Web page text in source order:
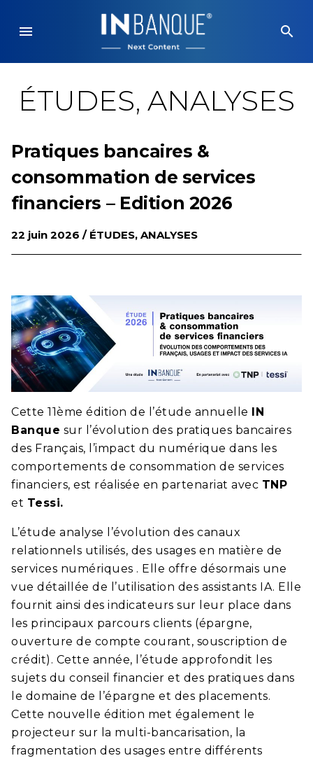
content
menu search
ÉTUDES, ANALYSES
Pratiques bancaires &
consommation de services
financiers – Edition 2026
22 juin 2026 / ÉTUDES, ANALYSES
Cette 11ème édition de l’étude annuelle IN
Banque sur l’évolution des pratiques bancaires
des Français, l’impact du numérique dans les
comportements de consommation de services
financiers, est réalisée en partenariat avec TNP
et Tessi.
L’étude analyse l’évolution des canaux
relationnels utilisés, des usages en matière de
services numériques . Elle offre désormais une
vue détaillée de l’utilisation des assistants IA. Elle
fournit ainsi des indicateurs sur leur place dans
les principaux parcours clients (épargne,
ouverture de compte courant, souscription de
crédit). Cette année, l’étude approfondit les
sujets du conseil financier et des pratiques dans
le domaine de l’épargne et des placements.
Cette nouvelle édition met également le
projecteur sur la multi-bancarisation, la
fragmentation des usages entre différents